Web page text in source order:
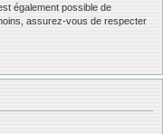
également possible de
assurez-vous de respecter